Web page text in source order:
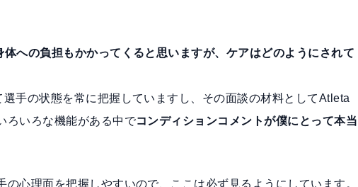
への負担もかかってくると思いますが、ケアはどのようにされて
手の状態を常に把握していますし、その面談の材料としてAtleta
ろいろな機能がある中でコンディションコメントが僕にとって本当
の心理面を把握しやすいので、ここは必ず見るようにしています。